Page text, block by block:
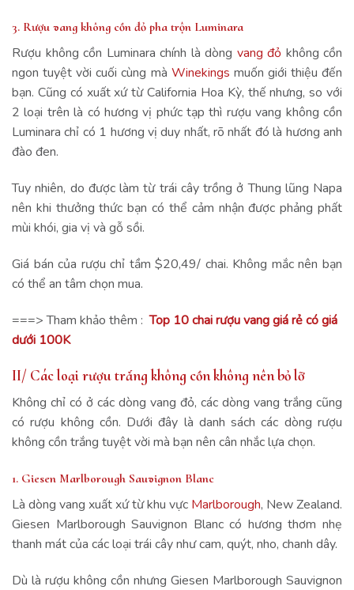
3. Rượu vang không cồn đỏ pha trộn Luminara
Rượu không cồn Luminara chính là dòng vang đỏ không cồn
ngon tuyệt vời cuối cùng mà Winekings muốn giới thiệu đến
bạn. Cũng có xuất xứ từ California Hoa Kỳ, thế nhưng, so với
2 loại trên là có hương vị phức tạp thì rượu vang không cồn
Luminara chỉ có 1 hương vị duy nhất, rõ nhất đó là hương anh
đào đen.
Tuy nhiên, do được làm từ trái cây trồng ở Thung lũng Napa
nên khi thưởng thức bạn có thể cảm nhận được phảng phất
mùi khói, gia vị và gỗ sồi.
Giá bán của rượu chỉ tầm $20,49/ chai. Không mắc nên bạn
có thể an tâm chọn mua.
===> Tham khảo thêm :Top 10 chai rượu vang giá rẻ có giá
dưới 100K
II/ Các loại rượu trắng không cồn không nên bỏ lỡ
Không chỉ có ở các dòng vang đỏ, các dòng vang trắng cũng
có rượu không cồn. Dưới đây là danh sách các dòng rượu
không cồn trắng tuyệt vời mà bạn nên cân nhắc lựa chọn.
1. Giesen Marlborough Sauvignon Blanc
Là dòng vang xuất xứ từ khu vực Marlborough, New Zealand.
Giesen Marlborough Sauvignon Blanc có hương thơm nhẹ
thanh mát của các loại trái cây như cam, quýt, nho, chanh dây.
Dù là rượu không cồn nhưng Giesen Marlborough Sauvignon